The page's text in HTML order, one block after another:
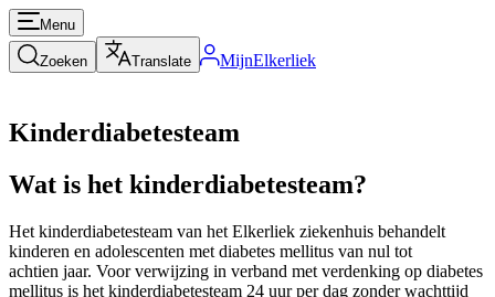
Menu
Zoeken Translate MijnElkerliek
Kinderdiabetesteam
Wat is het kinderdiabetesteam?
Het kinderdiabetesteam van het Elkerliek ziekenhuis behandelt
kinderen en adolescenten met diabetes mellitus van nul tot
achtien jaar. Voor verwijzing in verband met verdenking op diabetes
mellitus is het kinderdiabetesteam 24 uur per dag zonder wachttijd